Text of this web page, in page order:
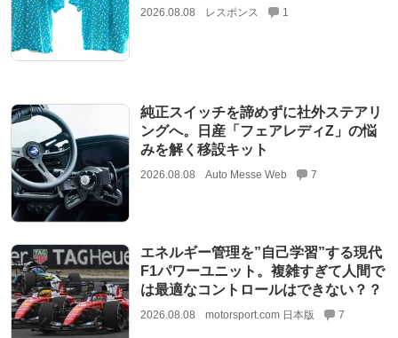
2026.08.08 レスポンス 1
純正スイッチを諦めずに社外ステアリ
ングへ。日産「フェアレディZ」の悩
みを解く移設キット
2026.08.08 Auto Messe Web 7
エネルギー管理を”自己学習”する現代
F1パワーユニット。複雑すぎて人間で
は最適なコントロールはできない？？
2026.08.08 motorsport.com 日本版 7